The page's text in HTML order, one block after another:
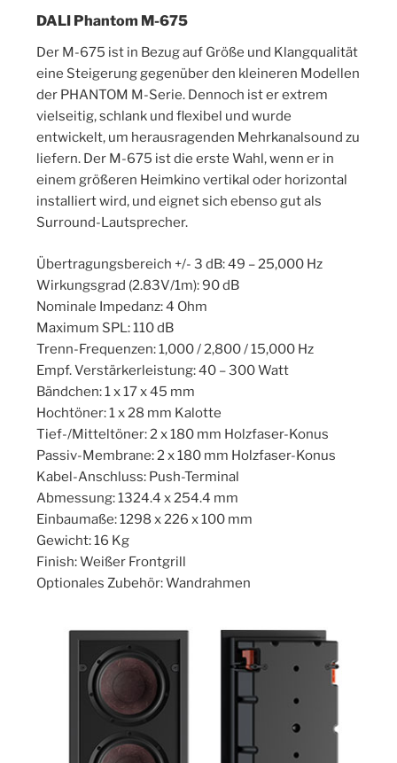
DALI Phantom M-675
Der M-675 ist in Bezug auf Größe und Klangqualität
eine Steigerung gegenüber den kleineren Modellen
der PHANTOM M-Serie. Dennoch ist er extrem
vielseitig, schlank und flexibel und wurde
entwickelt, um herausragenden Mehrkanalsound zu
liefern. Der M-675 ist die erste Wahl, wenn er in
einem größeren Heimkino vertikal oder horizontal
installiert wird, und eignet sich ebenso gut als
Surround-Lautsprecher.
Übertragungsbereich +/- 3 dB: 49 – 25,000 Hz
Wirkungsgrad (2.83V/1m): 90 dB
Nominale Impedanz: 4 Ohm
Maximum SPL: 110 dB
Trenn-Frequenzen: 1,000 / 2,800 / 15,000 Hz
Empf. Verstärkerleistung: 40 – 300 Watt
Bändchen: 1 x 17 x 45 mm
Hochtöner: 1 x 28 mm Kalotte
Tief-/Mitteltöner: 2 x 180 mm Holzfaser-Konus
Passiv-Membrane: 2 x 180 mm Holzfaser-Konus
Kabel-Anschluss: Push-Terminal
Abmessung: 1324.4 x 254.4 mm
Einbaumaße: 1298 x 226 x 100 mm
Gewicht: 16 Kg
Finish: Weißer Frontgrill
Optionales Zubehör: Wandrahmen